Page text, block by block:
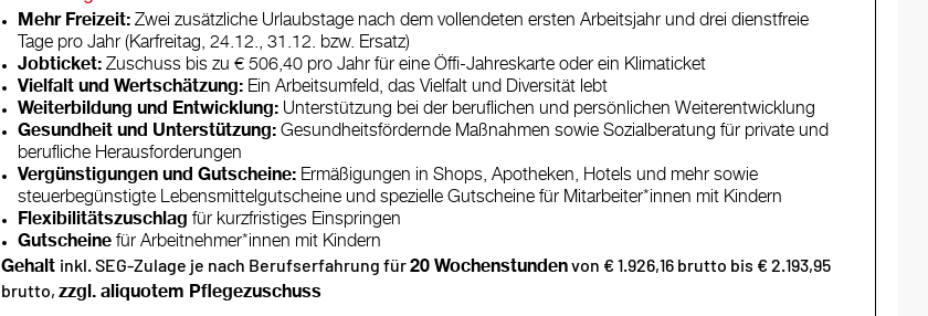
Mehr Freizeit:Zwei zusätzliche Urlaubstage nach dem vollendeten ersten Arbeitsjahr und drei dienstfreie
Tage pro Jahr (Karfreitag, 24.12., 31.12. bzw. Ersatz)
Jobticket:Zuschuss bis zu € 506,40 pro Jahr für eine Öffi-Jahreskarte oder ein Klimaticket
Vielfalt und Wertschätzung:Ein Arbeitsumfeld, das Vielfalt und Diversität lebt
Weiterbildung und Entwicklung:Unterstützung bei der beruflichen und persönlichen Weiterentwicklung
Gesundheit und Unterstützung:Gesundheitsfördernde Maßnahmen sowie Sozialberatung für private und
berufliche Herausforderungen
Vergünstigungen und Gutscheine:Ermäßigungen in Shops, Apotheken, Hotels und mehr sowie
steuerbegünstigte Lebensmittelgutscheine und spezielle Gutscheine für Mitarbeiter*innen mit Kindern
Flexibilitätszuschlag für kurzfristiges Einspringen
Gutscheine für Arbeitnehmer*innen mit Kindern
Gehalt inkl. SEG-Zulage je nach Berufserfahrung für20 Wochenstundenvon € 1.926,16 brutto bis € 2.193,95
brutto, zzgl. aliquotem Pflegezuschuss